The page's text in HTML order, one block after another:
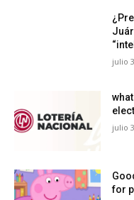
julio
julio
for